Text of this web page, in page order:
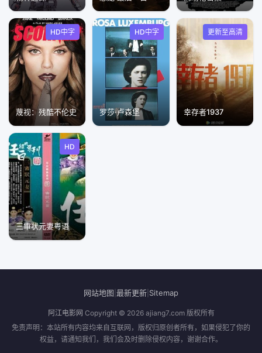
HD中字
蔑视：残酷不伦史
HD中字
罗莎·卢森堡
更新至高清
幸存者1937
HD
三审状元妻粤语
网站地图 最新更新 Sitemap
阿江电影网 Copyright © 2026 ajiang7.com 版权所有
免责声明：本站所有内容均来自互联网，版权归原创者所有，如果侵犯了你的
权益，请通知我们，我们会及时删除侵权内容，谢谢合作。